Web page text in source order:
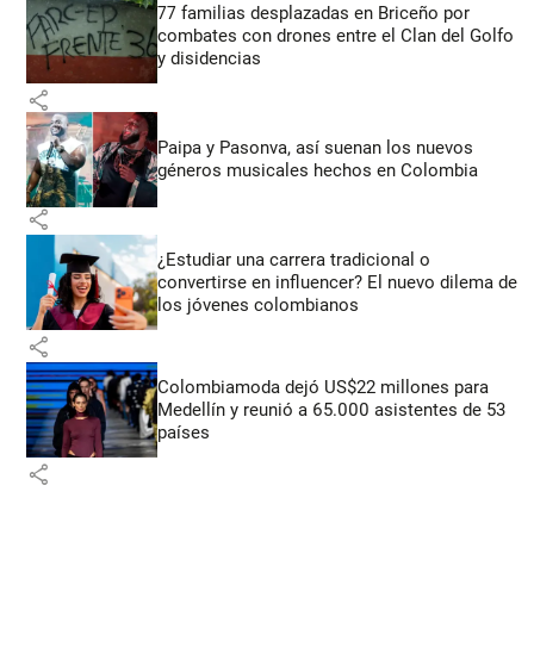
77 familias desplazadas en Briceño por
combates con drones entre el Clan del Golfo
y disidencias
share
Paipa y Pasonva, así suenan los nuevos
géneros musicales hechos en Colombia
share
¿Estudiar una carrera tradicional o
convertirse en influencer? El nuevo dilema de
los jóvenes colombianos
share
Colombiamoda dejó US$22 millones para
Medellín y reunió a 65.000 asistentes de 53
países
share